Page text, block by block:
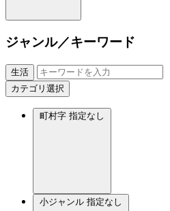
ジャンル／キーワード
生活
カテゴリ選択
町村字 指定なし
小ジャンル 指定なし